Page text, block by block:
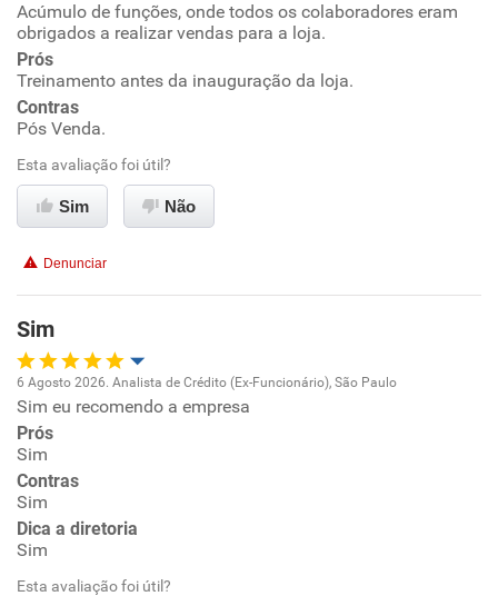
Oportunidade de promoção
Ambiente de trabalho
Conciliação com a vida familiar
Benefícios
Acúmulo de funções, onde todos os colaboradores eram
obrigados a realizar vendas para a loja.
Prós
Treinamento antes da inauguração da loja.
Contras
Pós Venda.
Esta avaliação foi útil?
Sim Não
Denunciar
Sim
Oportunidade de promoção
Ambiente de trabalho
Conciliação com a vida familiar
6 Agosto 2026. Analista de Crédito (Ex-Funcionário), São Paulo
Sim eu recomendo a empresa
Prós
Sim
Contras
Sim
Dica a diretoria
Sim
Esta avaliação foi útil?